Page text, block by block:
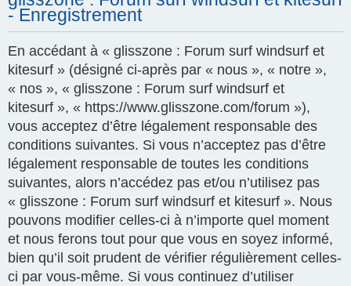
- Enregistrement
En accédant à « glisszone : Forum surf windsurf et
kitesurf » (désigné ci-après par « nous », « notre »,
« nos », « glisszone : Forum surf windsurf et
kitesurf », « https://www.glisszone.com/forum »),
vous acceptez d’être légalement responsable des
conditions suivantes. Si vous n’acceptez pas d’être
légalement responsable de toutes les conditions
suivantes, alors n’accédez pas et/ou n’utilisez pas
« glisszone : Forum surf windsurf et kitesurf ». Nous
pouvons modifier celles-ci à n’importe quel moment
et nous ferons tout pour que vous en soyez informé,
bien qu’il soit prudent de vérifier régulièrement celles-
ci par vous-même. Si vous continuez d’utiliser